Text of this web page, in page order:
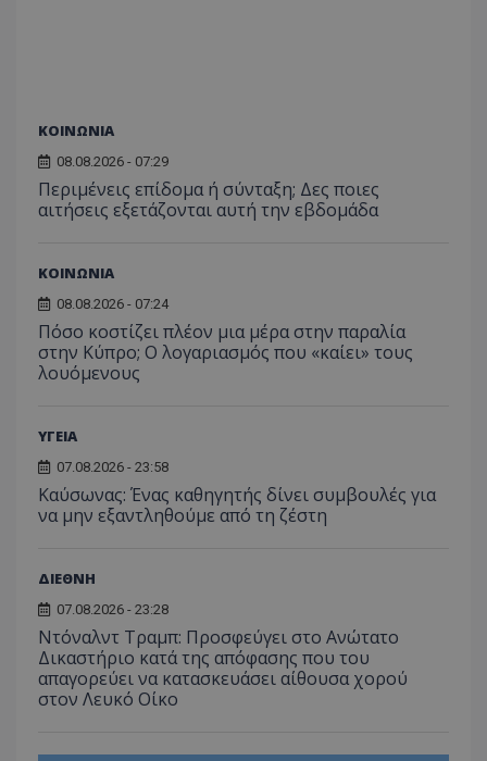
ΚΟΙΝΩΝΙΑ
08.08.2026 - 07:29
Περιμένεις επίδομα ή σύνταξη; Δες ποιες
αιτήσεις εξετάζονται αυτή την εβδομάδα
ΚΟΙΝΩΝΙΑ
08.08.2026 - 07:24
Πόσο κοστίζει πλέον μια μέρα στην παραλία
στην Κύπρο; Ο λογαριασμός που «καίει» τους
λουόμενους
ΥΓΕΙΑ
07.08.2026 - 23:58
Kαύσωνας: Ένας καθηγητής δίνει συμβουλές για
να μην εξαντληθούμε από τη ζέστη
ΔΙΕΘΝΗ
07.08.2026 - 23:28
Ντόναλντ Τραμπ: Προσφεύγει στο Ανώτατο
Δικαστήριο κατά της απόφασης που του
απαγορεύει να κατασκευάσει αίθουσα χορού
στον Λευκό Οίκο